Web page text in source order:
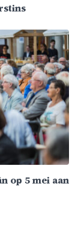
op 5 mei aan